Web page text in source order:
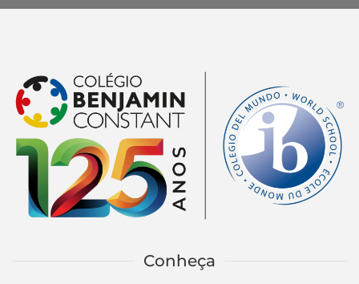
Conheça